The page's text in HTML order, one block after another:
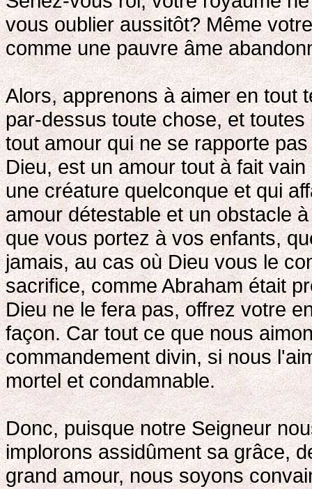
vous oublier aussitôt? Même
comme une pauvre âme
Alors, apprenons à aimer en tout
par-dessus toute chose, et
tout amour qui ne se rapporte
Dieu, est un amour tout à fait
une créature quelconque et qui
amour détestable et un obstacle
que vous portez à vos enfants,
jamais, au cas où Dieu vous le
sacrifice, comme Abraham était
Dieu ne le fera pas, offrez votre
façon. Car tout ce que nous
commandement divin, si nous
mortel et condamnable.
Donc, puisque notre Seigneur
implorons assidûment sa grâce,
grand amour, nous soyons